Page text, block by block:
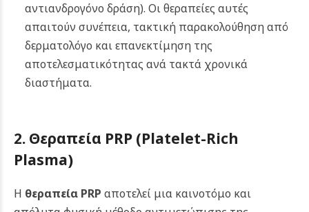
αντιανδρογόνο δράση). Οι θεραπείες αυτές
απαιτούν συνέπεια, τακτική παρακολούθηση από
δερματολόγο και επανεκτίμηση της
αποτελεσματικότητας ανά τακτά χρονικά
διαστήματα.
2. Θεραπεία PRP (Platelet-Rich
Plasma)
Η θεραπεία PRP αποτελεί μια καινοτόμο και